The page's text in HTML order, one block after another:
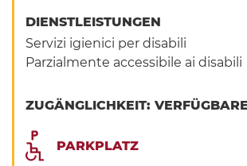
DIENSTLEISTUNGEN
Servizi igienici per disabili
Parzialmente accessibile ai disabili
ZUGÄNGLICHKEIT:
PARKPLATZ